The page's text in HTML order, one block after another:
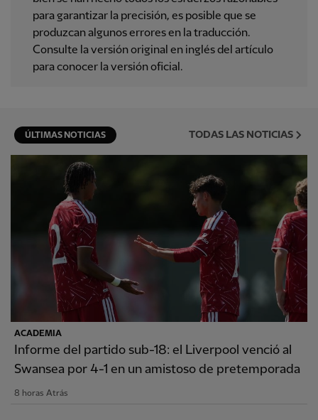
para garantizar la precisión, es posible que se
produzcan algunos errores en la traducción.
Consulte la versión original en inglés del artículo
para conocer la versión oficial.
ÚLTIMAS NOTICIAS TODAS LAS NOTICIAS
ACADEMIA
Informe del partido sub-18: el Liverpool venció al
Swansea por 4-1 en un amistoso de pretemporada
8 horas Atrás